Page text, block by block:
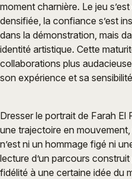
moment charnière. Le jeu
densifiée, la confiance s’est
dans la démonstration, mais
identité artistique. Cette
collaborations plus
son expérience et sa
Dresser le portrait de Farah El
une trajectoire en
n’est ni un hommage figé ni
lecture d’un parcours
fidélité à une certaine idée du